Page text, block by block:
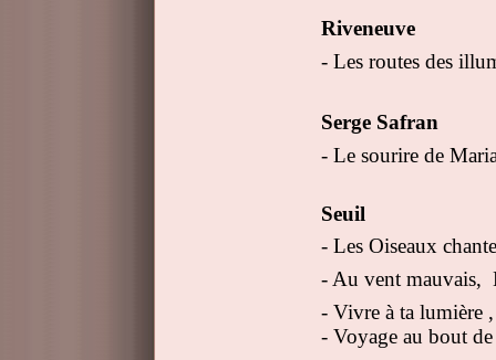
Riveneuve
- Les routes des
Serge Safran
- Le sourire de
Seuil
- Les Oiseaux
- Au vent mauvais,
- Vivre à ta lumière
- Voyage au bout